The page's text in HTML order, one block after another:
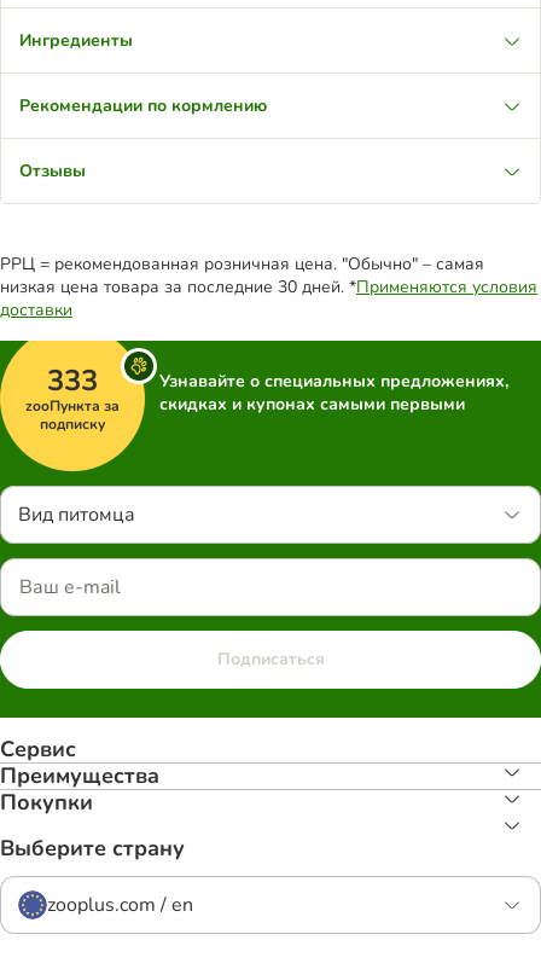
Ингредиенты
Рекомендации по кормлению
Отзывы
РРЦ = рекомендованная розничная цена. "Обычно" – самая
низкая цена товара за последние 30 дней. *Применяются условия
доставки
333
zooПункта за
подписку
Узнавайте о специальных предложениях,
скидках и купонах самыми первыми
Вид питомца
Подписаться
Сервис
Преимуществa
Покупки
Выберите страну
zooplus.com / en